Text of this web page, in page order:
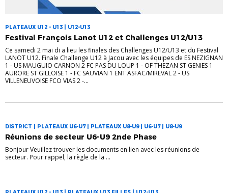
PLATEAUX U12 - U13 | U12-U13
Festival François Lanot U12 et Challenges U12/U13
Ce samedi 2 mai di a lieu les finales des Challenges U12/U13 et du Festival
LANOT U12. Finale Challenge U12 à Jacou avec les équipes de ES NEZIGNAN
1 - US MAUGUIO CARNON 2 FC PAS DU LOUP 1 - OF THEZAN ST GENIES 1
AURORE ST GILLOISE 1 - FC SAUVIAN 1 ENT ASFAC/MIREVAL 2 - US
VILLENEUVOISE FCO VIAS 2 -...
DISTRICT | PLATEAUX U6-U7 | PLATEAUX U8-U9 | U6-U7 | U8-U9
Réunions de secteur U6-U9 2nde Phase
Bonjour Veuillez trouver les documents en lien avec les réunions de
secteur. Pour rappel, la règle de la ...